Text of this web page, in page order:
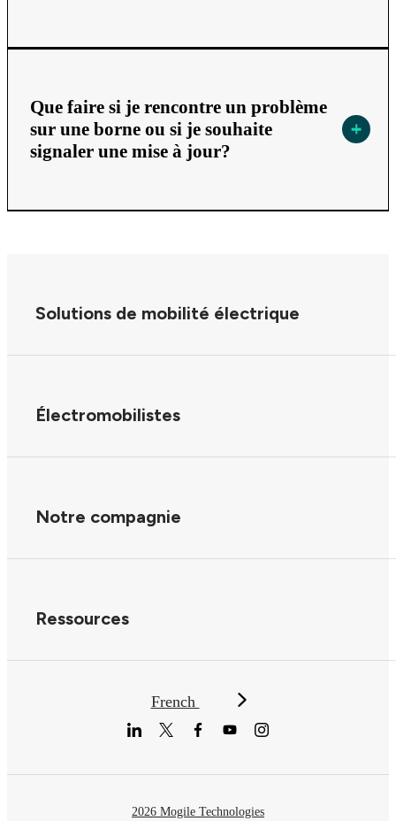
Que faire si je rencontre un problème
sur une borne ou si je souhaite
signaler une mise à jour?
Solutions de mobilité électrique
Électromobilistes
Notre compagnie
Ressources
French
2026 Mogile Technologies